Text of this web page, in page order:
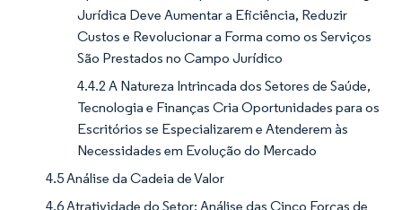
Jurídica Deve Aumentar a Eficiência, Reduzir
Custos e Revolucionar a Forma como os Serviços
São Prestados no Campo Jurídico
4.4.2 A Natureza Intrincada dos Setores de Saúde,
Tecnologia e Finanças Cria Oportunidades para os
Escritórios se Especializarem e Atenderem às
Necessidades em Evolução do Mercado
4.5 Análise da Cadeia de Valor
4.6 Atratividade do Setor: Análise das Cinco Forças de